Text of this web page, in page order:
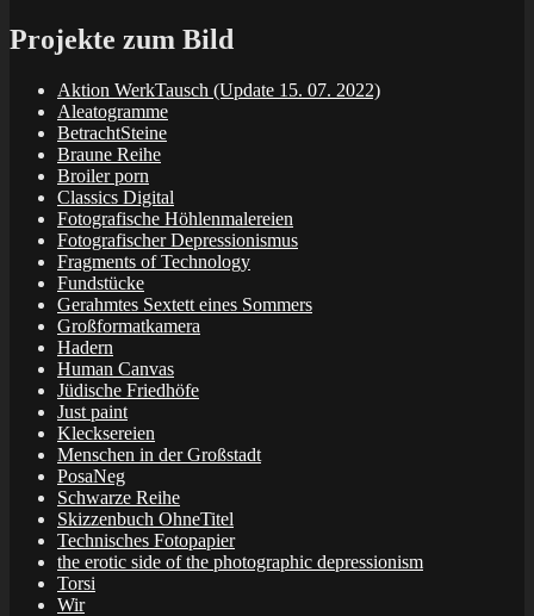
Projekte zum Bild
Aktion WerkTausch (Update 15. 07. 2022)
Aleatogramme
BetrachtSteine
Braune Reihe
Broiler porn
Classics Digital
Fotografische Höhlenmalereien
Fotografischer Depressionismus
Fragments of Technology
Fundstücke
Gerahmtes Sextett eines Sommers
Großformatkamera
Hadern
Human Canvas
Jüdische Friedhöfe
Just paint
Klecksereien
Menschen in der Großstadt
PosaNeg
Schwarze Reihe
Skizzenbuch OhneTitel
Technisches Fotopapier
the erotic side of the photographic depressionism
Torsi
Wir